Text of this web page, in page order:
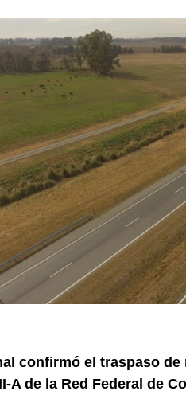
confirmó el traspaso de
A de la Red Federal de